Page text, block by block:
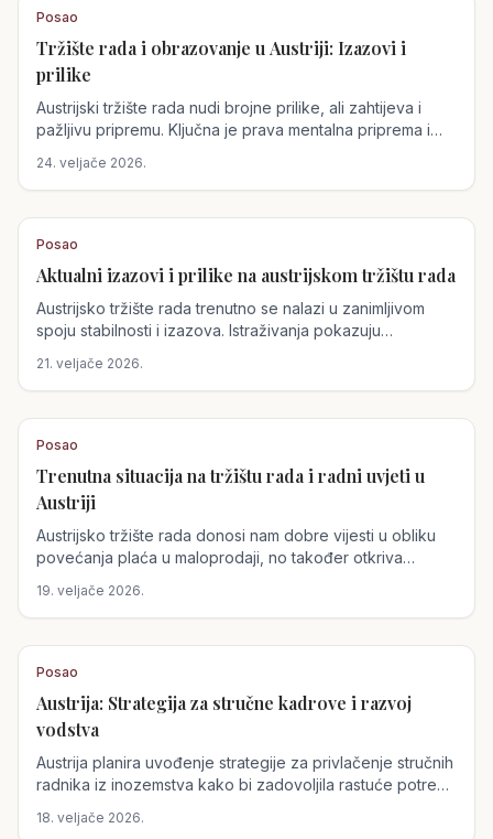
Posao
Tržište rada i obrazovanje u Austriji: Izazovi i
prilike
Austrijski tržište rada nudi brojne prilike, ali zahtijeva i
pažljivu pripremu. Ključna je prava mentalna priprema i
dok se izazovi u obrazovanju mladih rješavaju inovativnim
pristupima.
24. veljače 2026.
Posao
Aktualni izazovi i prilike na austrijskom tržištu rada
Austrijsko tržište rada trenutno se nalazi u zanimljivom
spoju stabilnosti i izazova. Istraživanja pokazuju
dok se sudjelovanje ukrajinskih žena u tržištu rada znatno
povećalo. Ipak, postoje i izazovi poput visoke stope rada
na nepuno radno vrijeme i problema u IT sektoru i
turizmu.
21. veljače 2026.
Posao
Trenutna situacija na tržištu rada i radni uvjeti u
Austriji
Austrijsko tržište rada donosi nam dobre vijesti u obliku
povećanja plaća u maloprodaji, no također otkriva
mladi pripravnici u luksuznim hotelima suočavaju se s
ozbiljnim problemima, uključujući navode o zlostavljanju.
19. veljače 2026.
Posao
Austrija: Strategija za stručne kadrove i razvoj
vodstva
Austrija planira uvođenje strategije za privlačenje stručnih
radnika iz inozemstva kako bi zadovoljila rastuće potrebe
jer napredovanje ne jamči uvijek odgovarajuće
18. veljače 2026.